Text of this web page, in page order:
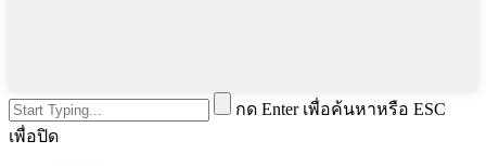
กด Enter เพื่อค้นหาหรือ ESC
เพื่อปิด